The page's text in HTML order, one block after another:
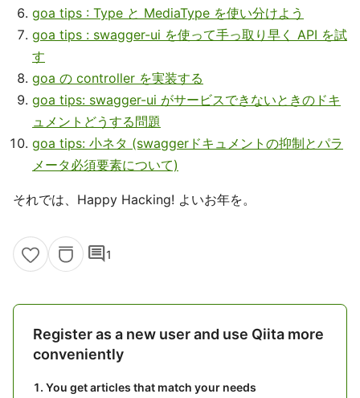
goa tips : Type と MediaType を使い分けよう
goa tips : swagger-ui を使って手っ取り早く API を試
す
goa の controller を実装する
goa tips: swagger-ui がサービスできないときのドキ
ュメントどうする問題
goa tips: 小ネタ (swaggerドキュメントの抑制とパラ
メータ必須要素について)
それでは、Happy Hacking! よいお年を。
comment1
Register as a new user and use Qiita more
conveniently
You get articles that match your needs